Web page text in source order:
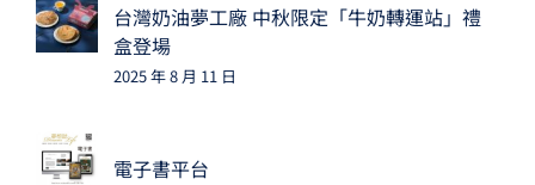
台灣奶油夢工廠 中秋限定「牛奶轉運站」禮
盒登場
2025 年 8 月 11 日
電子書平台